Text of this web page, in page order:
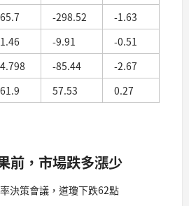
-298.52
-1.63
-9.91
-0.51
-85.44
-2.67
57.53 0.27
前，市場跌多漲少
決策會議，道瓊下跌62點